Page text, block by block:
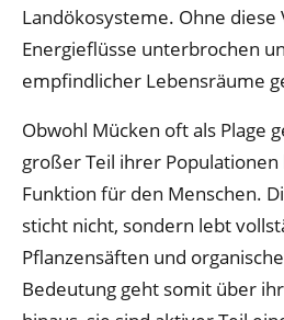
Landökosysteme. Ohne
Energieflüsse unterbrochen
empfindlicher Lebensräume
Obwohl Mücken oft als Plage
großer Teil ihrer
Funktion für den Menschen.
sticht nicht, sondern lebt
Pflanzensäften und
Bedeutung geht somit über